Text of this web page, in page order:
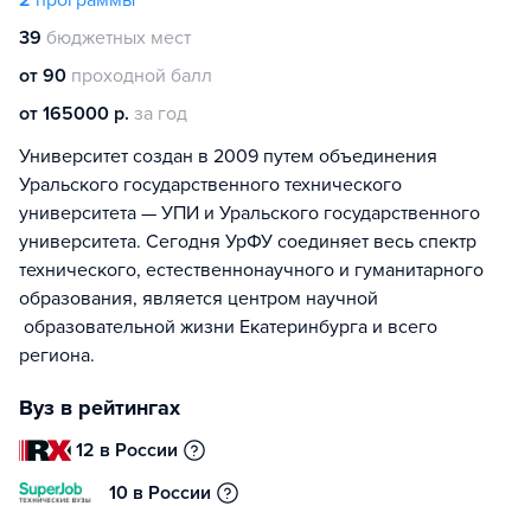
39 бюджетных мест
от 90 проходной балл
от 165000 р. за год
Университет создан в 2009 путем объединения
Уральского государственного технического
университета — УПИ и Уральского государственного
университета. Сегодня УрФУ соединяет весь спектр
технического, естественнонаучного и гуманитарного
образования, является центром научной
образовательной жизни Екатеринбурга и всего
региона.
Вуз в рейтингах
12 в России
10 в России